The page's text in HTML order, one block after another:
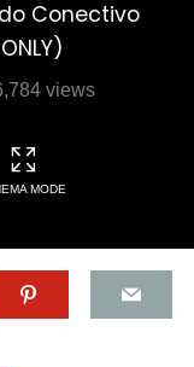
Conectivo
views
MODE